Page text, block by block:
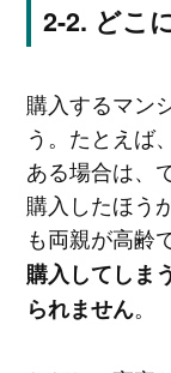
どこ
購入するマン
う。たとえば
ある場合は、
購入したほう
も両親が高齢
購入してしま
られません。